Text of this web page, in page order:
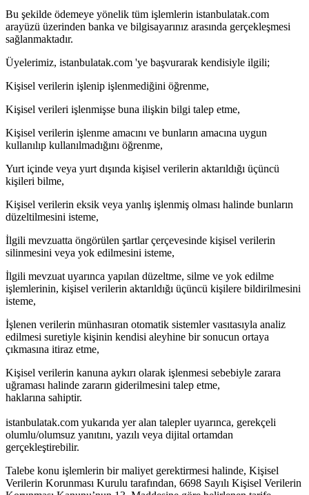
Bu şekilde ödemeye yönelik tüm işlemlerin istanbulatak.com
arayüzü üzerinden banka ve bilgisayarınız arasında gerçekleşmesi
sağlanmaktadır.
Üyelerimiz, istanbulatak.com 'ye başvurarak kendisiyle ilgili;
Kişisel verilerin işlenip işlenmediğini öğrenme,
Kişisel verileri işlenmişse buna ilişkin bilgi talep etme,
Kişisel verilerin işlenme amacını ve bunların amacına uygun
kullanılıp kullanılmadığını öğrenme,
Yurt içinde veya yurt dışında kişisel verilerin aktarıldığı üçüncü
kişileri bilme,
Kişisel verilerin eksik veya yanlış işlenmiş olması halinde bunların
düzeltilmesini isteme,
İlgili mevzuatta öngörülen şartlar çerçevesinde kişisel verilerin
silinmesini veya yok edilmesini isteme,
İlgili mevzuat uyarınca yapılan düzeltme, silme ve yok edilme
işlemlerinin, kişisel verilerin aktarıldığı üçüncü kişilere bildirilmesini
isteme,
İşlenen verilerin münhasıran otomatik sistemler vasıtasıyla analiz
edilmesi suretiyle kişinin kendisi aleyhine bir sonucun ortaya
çıkmasına itiraz etme,
Kişisel verilerin kanuna aykırı olarak işlenmesi sebebiyle zarara
uğraması halinde zararın giderilmesini talep etme,
haklarına sahiptir.
istanbulatak.com yukarıda yer alan talepler uyarınca, gerekçeli
olumlu/olumsuz yanıtını, yazılı veya dijital ortamdan
gerçekleştirebilir.
Talebe konu işlemlerin bir maliyet gerektirmesi halinde, Kişisel
Verilerin Korunması Kurulu tarafından, 6698 Sayılı Kişisel Verilerin